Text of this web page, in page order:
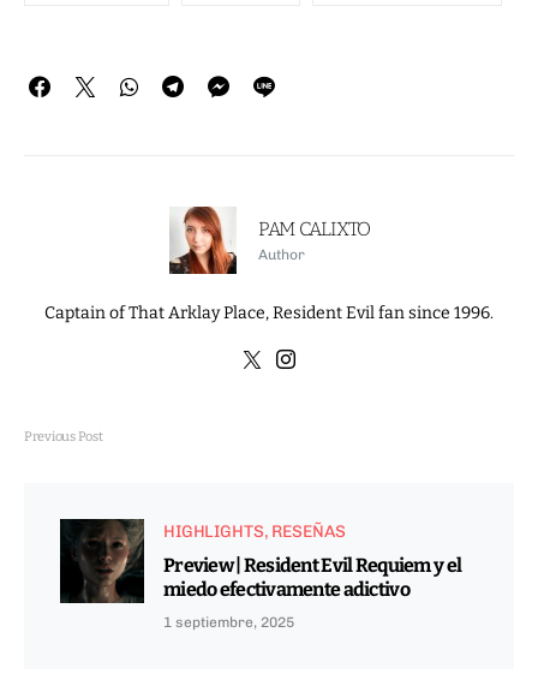
PAM CALIXTO
Author
Captain of That Arklay Place, Resident Evil fan since 1996.
Previous Post
HIGHLIGHTS RESEÑAS
Preview | Resident Evil Requiem y el
miedo efectivamente adictivo
1 septiembre, 2025